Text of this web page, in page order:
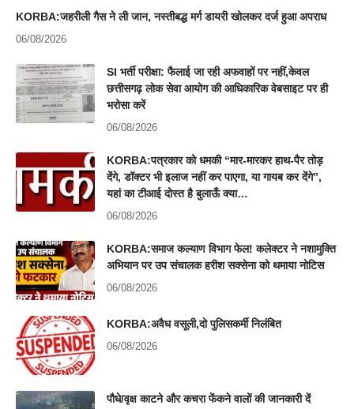
KORBA:जहरीली गैस ने ली जान, नस्तीबद्ध मर्ग डायरी खोलकर दर्ज हुआ अपराध
06/08/2026
SI भर्ती परीक्षा: फैलाई जा रही अफवाहों पर नहीं,केवल
छत्तीसगढ़ लोक सेवा आयोग की आधिकारिक वेबसाइट पर ही
भरोसा करें
06/08/2026
KORBA:पत्रकार को धमकी “मार-मारकर हाथ-पैर तोड़
देंगे, डॉक्टर भी इलाज नहीं कर पाएगा, या गायब कर देंगे”,
यहां का टीआई दोस्त है बुलाऊँ क्या…
06/08/2026
KORBA:समाज कल्याण विभाग फेल! कलेक्टर ने नशामुक्ति
अभियान पर उप संचालक हरीश सक्सेना को थमाया नोटिस
06/08/2026
KORBA:अवैध वसूली,दो पुलिसकर्मी निलंबित
06/08/2026
पौधे/वृक्ष काटने और कचरा फेंकने वालों की जानकारी दें